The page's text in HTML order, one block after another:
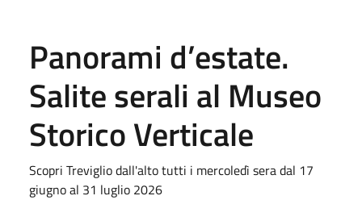
Panorami d’estate.
Salite serali al Museo
Storico Verticale
Scopri Treviglio dall'alto tutti i mercoledì sera dal 17
giugno al 31 luglio 2026